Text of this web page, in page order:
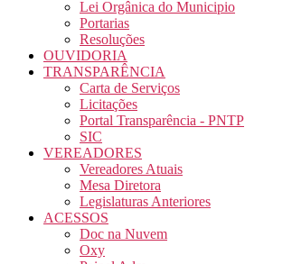
Lei Orgânica do Municipio
Portarias
Resoluções
OUVIDORIA
TRANSPARÊNCIA
Carta de Serviços
Licitações
Portal Transparência - PNTP
SIC
VEREADORES
Vereadores Atuais
Mesa Diretora
Legislaturas Anteriores
ACESSOS
Doc na Nuvem
Oxy